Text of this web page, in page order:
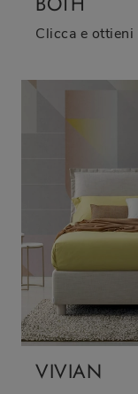
VIVIAN